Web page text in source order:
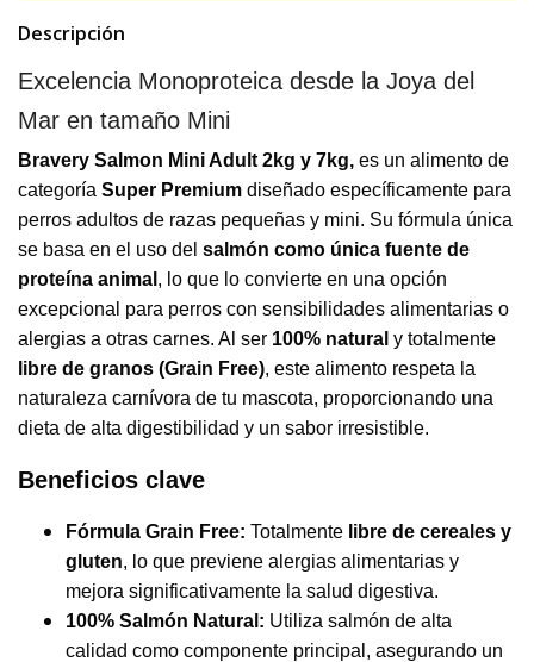
Descripción
Excelencia Monoproteica desde la Joya del
Mar en tamaño Mini
Bravery Salmon Mini Adult 2kg y 7kg, es un alimento de
categoría Super Premium diseñado específicamente para
perros adultos de razas pequeñas y mini. Su fórmula única
se basa en el uso del salmón como única fuente de
proteína animal , lo que lo convierte en una opción
excepcional para perros con sensibilidades alimentarias o
alergias a otras carnes. Al ser 100% natural y totalmente
libre de granos (Grain Free), este alimento respeta la
naturaleza carnívora de tu mascota, proporcionando una
dieta de alta digestibilidad y un sabor irresistible.
Beneficios clave
Fórmula Grain Free: Totalmente libre de cereales y
gluten, lo que previene alergias alimentarias y
mejora significativamente la salud digestiva.
100% Salmón Natural: Utiliza salmón de alta
calidad como componente principal, asegurando un